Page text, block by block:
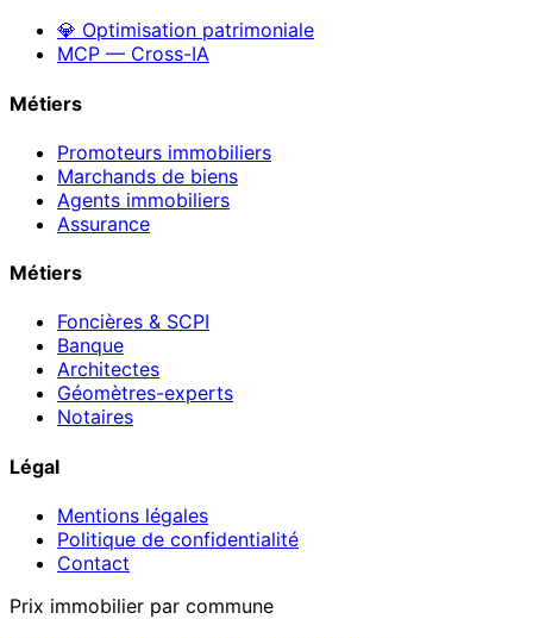
💎 Optimisation patrimoniale
MCP — Cross-IA
Métiers
Promoteurs immobiliers
Marchands de biens
Agents immobiliers
Assurance
Métiers
Foncières & SCPI
Banque
Architectes
Géomètres-experts
Notaires
Légal
Mentions légales
Politique de confidentialité
Contact
Prix immobilier par commune